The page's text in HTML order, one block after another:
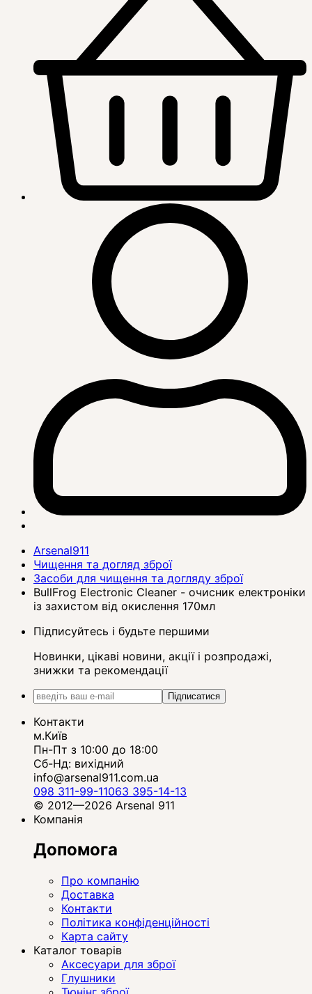
Arsenal911
Чищення та догляд зброї
Засоби для чищення та догляду зброї
BullFrog Electronic Cleaner - очисник електроніки
із захистом від окислення 170мл
Підписуйтесь і будьте першими
Новинки, цікаві новини, акції і розпродажі,
знижки та рекомендації
Підписатися
Контакти
м.Київ
Пн-Пт з 10:00 до 18:00
Сб-Нд: вихідний
info@arsenal911.com.ua
098 311-99-11063 395-14-13
© 2012—2026 Arsenal 911
Компанія
Допомога
Про компанію
Доставка
Контакти
Політика конфіденційності
Карта сайту
Каталог товарів
Аксесуари для зброї
Глушники